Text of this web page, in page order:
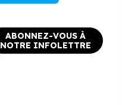
ABONNEZ-VOUS À
NOTRE INFOLETTRE